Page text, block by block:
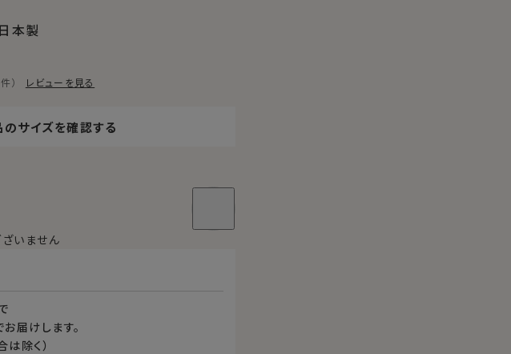
本製
） レビューを見る
のサイズを確認する
いません
お届けします。
除く）